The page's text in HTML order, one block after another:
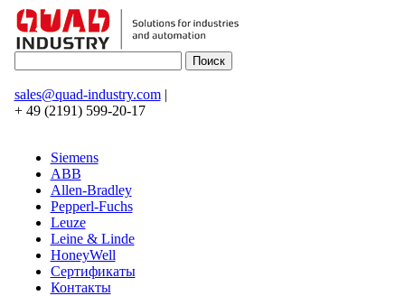
sales@quad-industry.com|
+ 49 (2191) 599-20-17
Siemens
ABB
Allen-Bradley
Pepperl-Fuchs
Leuze
Leine & Linde
HoneyWell
Сертификаты
Контакты